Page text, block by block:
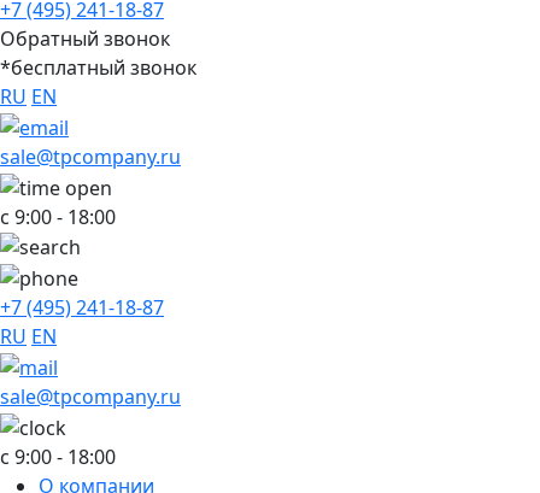
+7 (495) 241-18-87
Обратный звонок
*бесплатный звонок
RU EN
sale@tpcompany.ru
с 9:00 - 18:00
+7 (495) 241-18-87
RU EN
sale@tpcompany.ru
c 9:00 - 18:00
О компании